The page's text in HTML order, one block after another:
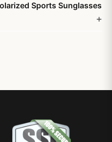
Sports Sunglasses